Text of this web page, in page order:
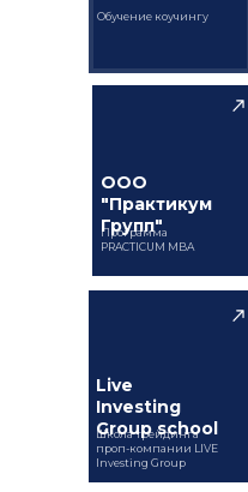
Обучение коучингу
Live
Investing
Group school
Школа трейдинга
проп-компании LIVE
Investing Group
ООО
"Практикум
Групп"
Программа
PRACTICUM MBA